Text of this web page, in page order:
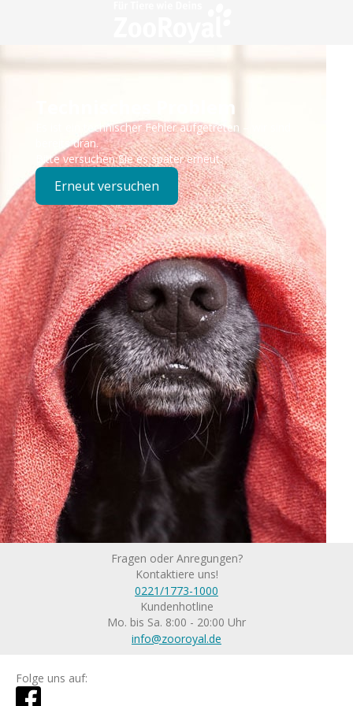
Technisches Problem
Es ist ein technischer Fehler aufgetreten – wir sind
bereits dran.
Bitte versuchen Sie es später erneut.
Erneut versuchen
Fragen oder Anregungen?
Kontaktiere uns!
0221/1773-1000
Kundenhotline
Mo. bis Sa. 8:00 - 20:00 Uhr
info@zooroyal.de
Folge uns auf: